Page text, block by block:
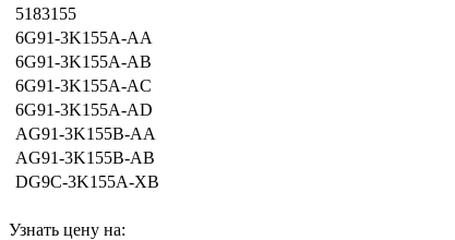
5183155
6G91-3K155A-AA
6G91-3K155A-AB
6G91-3K155A-AC
6G91-3K155A-AD
AG91-3K155B-AA
AG91-3K155B-AB
DG9C-3K155A-XB
Узнать цену на: